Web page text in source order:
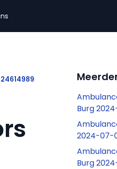
Burg
2024-07-
Burg